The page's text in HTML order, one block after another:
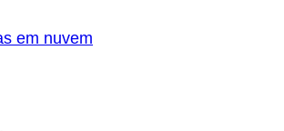
em nuvem